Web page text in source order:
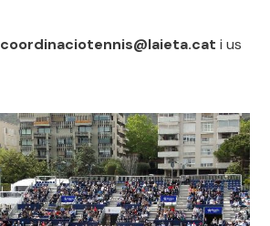
coordinaciotennis@laieta.cat i us